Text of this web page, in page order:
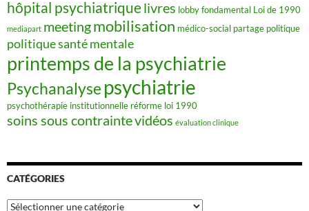
hôpital psychiatriquelivres lobby fondamental Loi de 1990
mediapart meetingmobilisation médico-social partage politique
politique santé mentale
printemps de la psychiatrie
Psychanalyse psychiatrie
psychothérapie institutionnelle réforme loi 1990
soins sous contraintevidéos évaluation clinique
CATÉGORIES
Catégories